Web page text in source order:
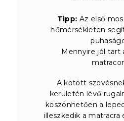
Tipp: Az első
hőmérsékleten
Mennyire jól tart
A kötött
kerületén lévő
köszönhetően a
illeszkedik a matracra